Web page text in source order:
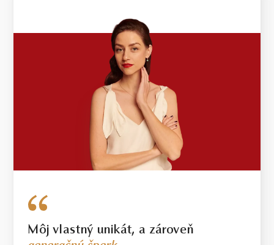
Môj vlastný unikát, a zároveň